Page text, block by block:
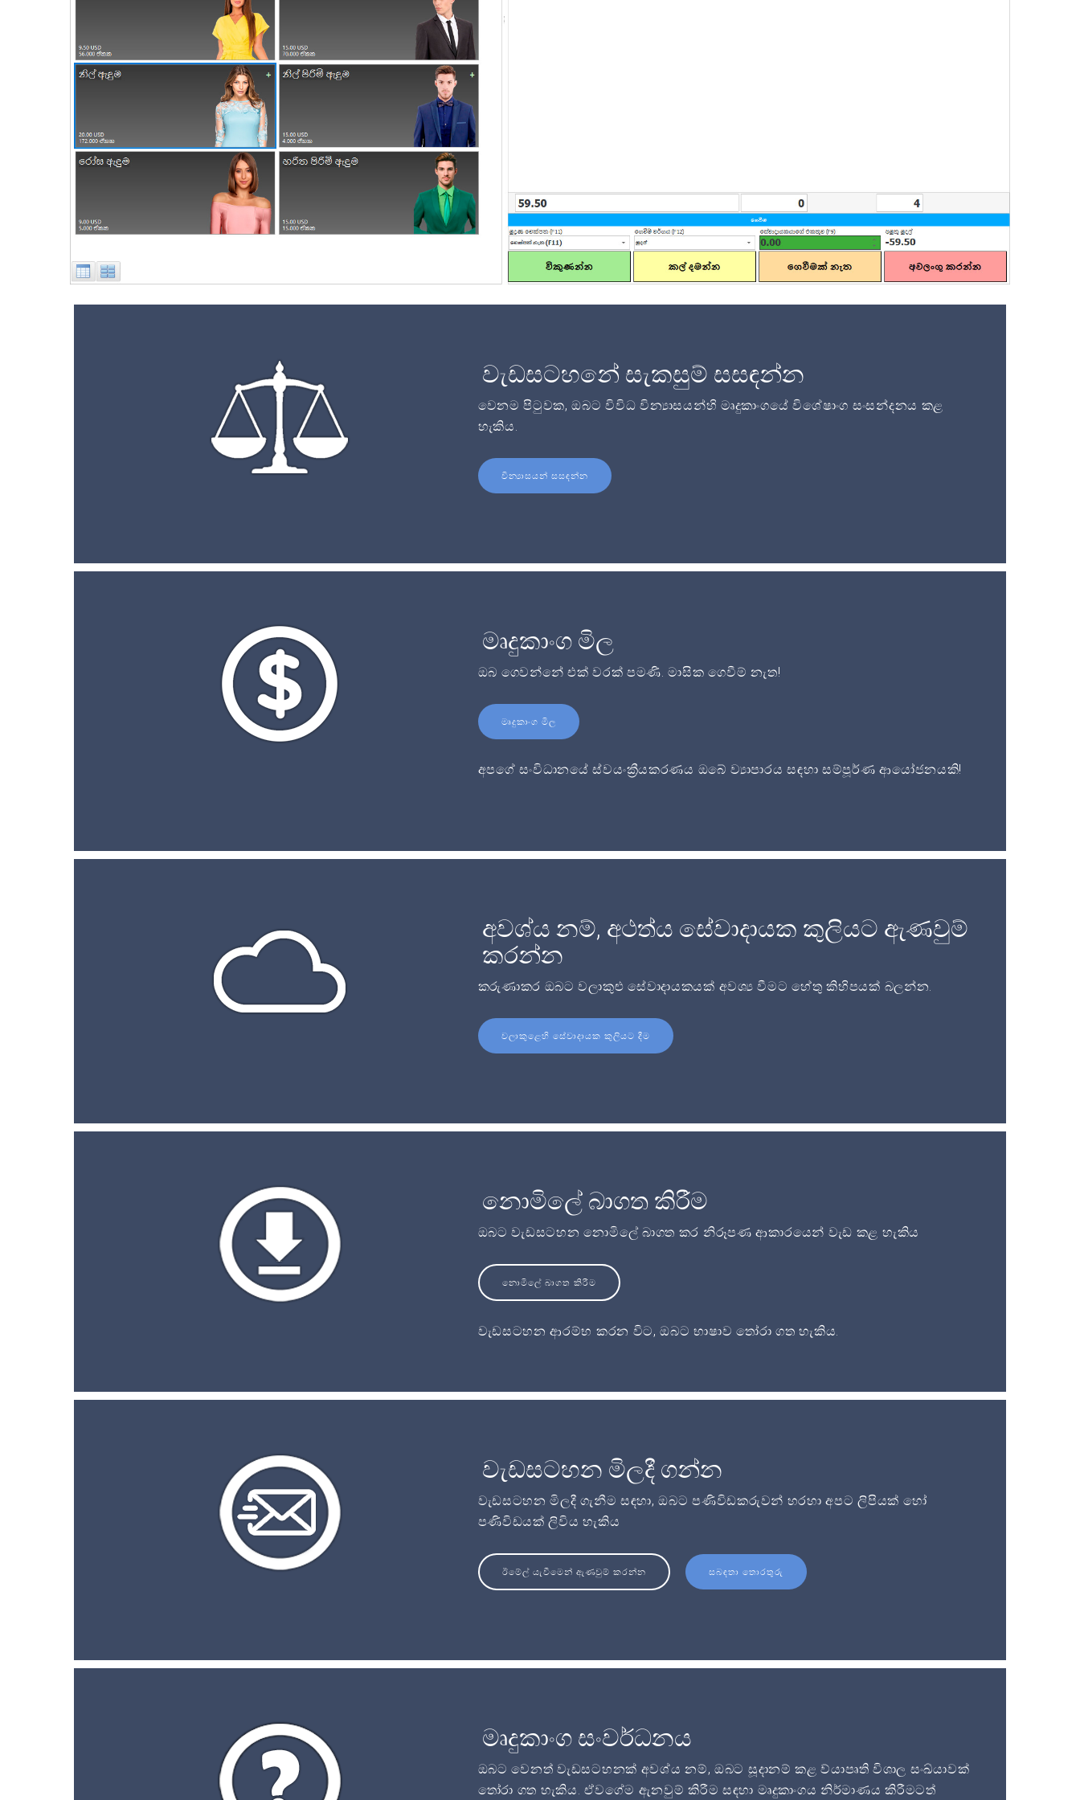
වැඩසටහනේ සැකසුම් සසඳන්න
වෙනම පිටුවක, ඔබට විවිධ වින්‍යාසයන්හි මෘදුකාංගයේ විශේෂාංග සංසන්දනය කළ
හැකිය.
වින්‍යාසයන් සසඳන්න
මෘදුකාංග මිල
ඔබ ගෙවන්නේ එක් වරක් පමණි. මාසික ගෙවීම් නැත!
මෘදුකාංග මිල
අපගේ සංවිධානයේ ස්වයංක්‍රීයකරණය ඔබේ ව්‍යාපාරය සඳහා සම්පූර්ණ ආයෝජනයකි!
අවශ්ය නම්, අථත්ය සේවාදායක කුලියට ඇණවුම්
කරන්න
කරුණාකර ඔබට වලාකුළු සේවාදායකයක් අවශ්‍ය වීමට හේතු කිහිපයක් බලන්න.
වලාකුළෙහි සේවාදායක කුලියට දීම
නොමිලේ බාගත කිරීම
ඔබට වැඩසටහන නොමිලේ බාගත කර නිරූපණ ආකාරයෙන් වැඩ කළ හැකිය
නොමිලේ බාගත කිරීම
වැඩසටහන ආරම්භ කරන විට, ඔබට භාෂාව තෝරා ගත හැකිය.
වැඩසටහන මිලදී ගන්න
වැඩසටහන මිලදී ගැනීම සඳහා, ඔබට පණිවිඩකරුවන් හරහා අපට ලිපියක් හෝ
පණිවිඩයක් ලිවිය හැකිය
ඊමේල් යැවීමෙන් ඇණවුම් කරන්න සබඳතා තොරතුරු
මෘදුකාංග සංවර්ධනය
ඔබට වෙනත් වැඩසටහනක් අවශ්ය නම්, ඔබට සූදානම් කළ ව්යාපෘති විශාල සංඛ්යාවක්
තෝරා ගත හැකිය. ඒවගේම ඇනවුම් කිරීම සඳහා මෘදුකාංගය නිර්මාණය කිරීමටත්